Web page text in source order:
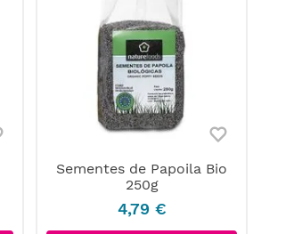
Sementes de Papoila Bio
250g
4,79 €